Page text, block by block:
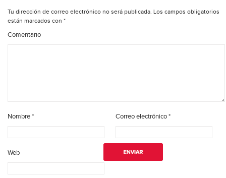
Tu dirección de correo electrónico no será publicada. Los campos obligatorios
están marcados con *
Comentario
Nombre* Correo electrónico*
Web